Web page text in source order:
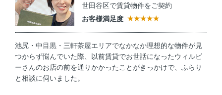
世田谷区で賃貸物件をご契約
お客様満足度
池尻・中目黒・三軒茶屋エリアでなかなか理想的な物件が見
つからず悩んでいた際、以前賃貸でお世話になったウィルビ
ーさんのお店の前を通りかかったことがきっかけで、ふらり
と相談に伺いました。